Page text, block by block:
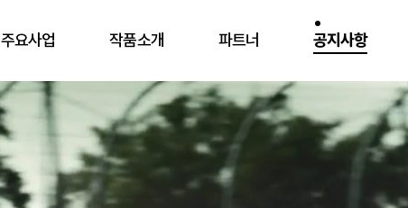
주요사업 작품소개 파트너 공지사항